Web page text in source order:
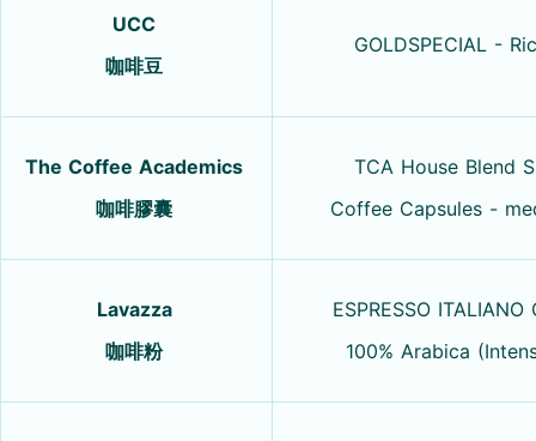
UCC
咖啡豆
GOLDSPECIAL -
The Coffee Academics
咖啡膠囊
TCA House Blend
Coffee Capsules -
Lavazza
咖啡粉
ESPRESSO ITALIANO
100% Arabica